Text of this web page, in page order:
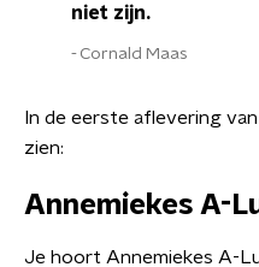
niet zijn.
Cornald Maas
In de eerste aflevering
zien:
Annemiekes A-
Je hoort Annemiekes A-